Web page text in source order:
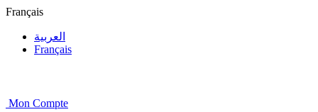
Français
العربية
Français
Mon Compte